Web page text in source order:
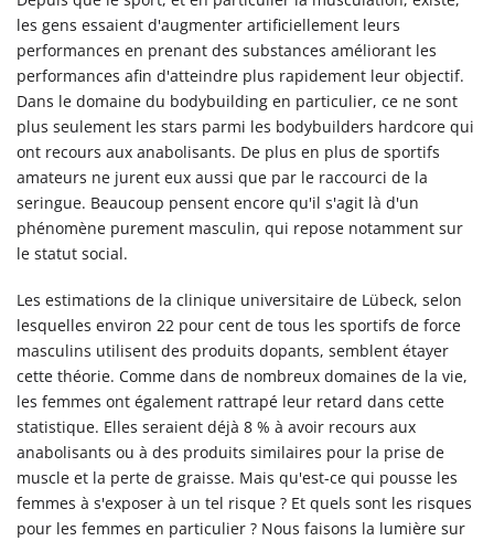
les gens essaient d'augmenter artificiellement leurs
performances en prenant des substances améliorant les
performances afin d'atteindre plus rapidement leur objectif.
Dans le domaine du bodybuilding en particulier, ce ne sont
plus seulement les stars parmi les bodybuilders hardcore qui
ont recours aux anabolisants. De plus en plus de sportifs
amateurs ne jurent eux aussi que par le raccourci de la
seringue. Beaucoup pensent encore qu'il s'agit là d'un
phénomène purement masculin, qui repose notamment sur
le statut social.
Les estimations de la clinique universitaire de Lübeck, selon
lesquelles environ 22 pour cent de tous les sportifs de force
masculins utilisent des produits dopants, semblent étayer
cette théorie. Comme dans de nombreux domaines de la vie,
les femmes ont également rattrapé leur retard dans cette
statistique. Elles seraient déjà 8 % à avoir recours aux
anabolisants ou à des produits similaires pour la prise de
muscle et la perte de graisse. Mais qu'est-ce qui pousse les
femmes à s'exposer à un tel risque ? Et quels sont les risques
pour les femmes en particulier ? Nous faisons la lumière sur